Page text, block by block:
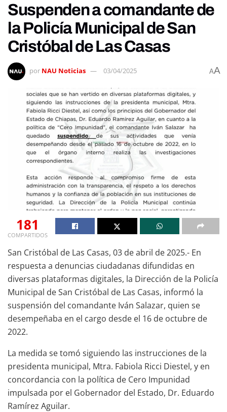
Suspenden a comandante de
la Policía Municipal de San
Cristóbal de Las Casas
por NAU Noticias 03/04/2025 AA
181
COMPARTIDOS
San Cristóbal de Las Casas, 03 de abril de 2025.- En
respuesta a denuncias ciudadanas difundidas en
diversas plataformas digitales, la Dirección de la Policía
Municipal de San Cristóbal de Las Casas, informó la
suspensión del comandante Iván Salazar, quien se
desempeñaba en el cargo desde el 16 de octubre de
2022.
La medida se tomó siguiendo las instrucciones de la
presidenta municipal, Mtra. Fabiola Ricci Diestel, y en
concordancia con la política de Cero Impunidad
impulsada por el Gobernador del Estado, Dr. Eduardo
Ramírez Aguilar.